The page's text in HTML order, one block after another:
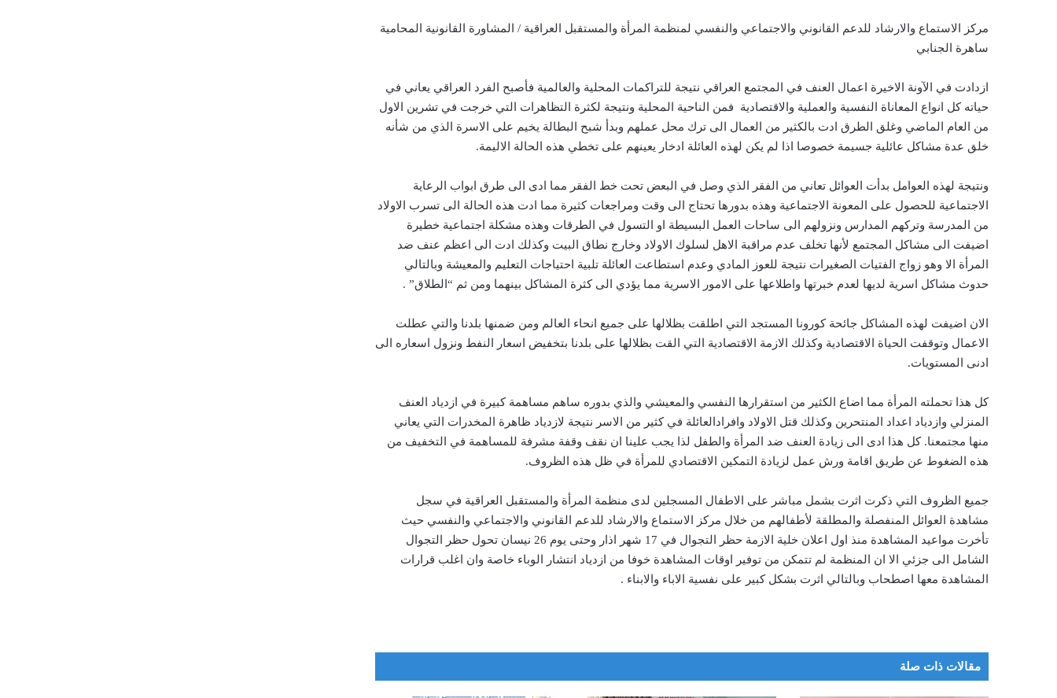
مركز الاستماع والارشاد للدعم القانوني والاجتماعي والنفسي لمنظمة المرأة والمستقبل العراقية / المشاورة القانونية المحامية
ساهرة الجنابي
ازدادت في الآونة الاخيرة اعمال العنف في المجتمع العراقي نتيجة للتراكمات المحلية والعالمية فأصبح الفرد العراقي يعاني في
حياته كل انواع المعاناة النفسية والعملية والاقتصادية فمن الناحية المحلية ونتيجة لكثرة التظاهرات التي خرجت في تشرين الاول
من العام الماضي وغلق الطرق ادت بالكثير من العمال الى ترك محل عملهم وبدأ شبح البطالة يخيم على الاسرة الذي من شأنه
خلق عدة مشاكل عائلية جسيمة خصوصا اذا لم يكن لهذه العائلة ادخار يعينهم على تخطي هذه الحالة الاليمة.
ونتيجة لهذه العوامل بدأت العوائل تعاني من الفقر الذي وصل في البعض تحت خط الفقر مما ادى الى طرق ابواب الرعاية
الاجتماعية للحصول على المعونة الاجتماعية وهذه بدورها تحتاج الى وقت ومراجعات كثيرة مما ادت هذه الحالة الى تسرب الاولاد
من المدرسة وتركهم المدارس ونزولهم الى ساحات العمل البسيطة او التسول في الطرقات وهذه مشكلة اجتماعية خطيرة
اضيفت الى مشاكل المجتمع لأنها تخلف عدم مراقبة الاهل لسلوك الاولاد وخارج نطاق البيت وكذلك ادت الى اعظم عنف ضد
المرأة الا وهو زواج الفتيات الصغيرات نتيجة للعوز المادي وعدم استطاعت العائلة تلبية احتياجات التعليم والمعيشة وبالتالي
حدوث مشاكل اسرية لديها لعدم خبرتها واطلاعها على الامور الاسرية مما يؤدي الى كثرة المشاكل بينهما ومن ثم “الطلاق” .
الان اضيفت لهذه المشاكل جائحة كورونا المستجد التي اطلقت بظلالها على جميع انحاء العالم ومن ضمنها بلدنا والتي عطلت
الاعمال وتوقفت الحياة الاقتصادية وكذلك الازمة الاقتصادية التي القت بظلالها على بلدنا بتخفيض اسعار النفط ونزول اسعاره الى
ادنى المستويات.
كل هذا تحملته المرأة مما اضاع الكثير من استقرارها النفسي والمعيشي والذي بدوره ساهم مساهمة كبيرة في ازدياد العنف
المنزلي وازدياد اعداد المنتحرين وكذلك قتل الاولاد وافرادالعائلة في كثير من الاسر نتيجة لازدياد ظاهرة المخدرات التي يعاني
منها مجتمعنا. كل هذا ادى الى زيادة العنف ضد المرأة والطفل لذا يجب علينا ان نقف وقفة مشرفة للمساهمة في التخفيف من
هذه الضغوط عن طريق اقامة ورش عمل لزيادة التمكين الاقتصادي للمرأة في ظل هذه الظروف.
جميع الظروف التي ذكرت اثرت بشمل مباشر على الاطفال المسجلين لدى منظمة المرأة والمستقبل العراقية في سجل
مشاهدة العوائل المنفصلة والمطلقة لأطفالهم من خلال مركز الاستماع والارشاد للدعم القانوني والاجتماعي والنفسي حيث
تأخرت مواعيد المشاهدة منذ اول اعلان خلية الازمة حظر التجوال في 17 شهر اذار وحتى يوم 26 نيسان تحول حظر التجوال
الشامل الى جزئي الا ان المنظمة لم تتمكن من توفير اوقات المشاهدة خوفا من ازدياد انتشار الوباء خاصة وان اغلب قرارات
المشاهدة معها اصطحاب وبالتالي اثرت بشكل كبير على نفسية الاباء والابناء .
مقالات ذات صلة